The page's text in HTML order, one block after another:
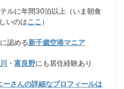
ルに年間30泊以上（いま朝食
いのはここ ）
認める新千歳空港マニア
・富良野にも居住経験あり
さんの詳細なプロフィールは